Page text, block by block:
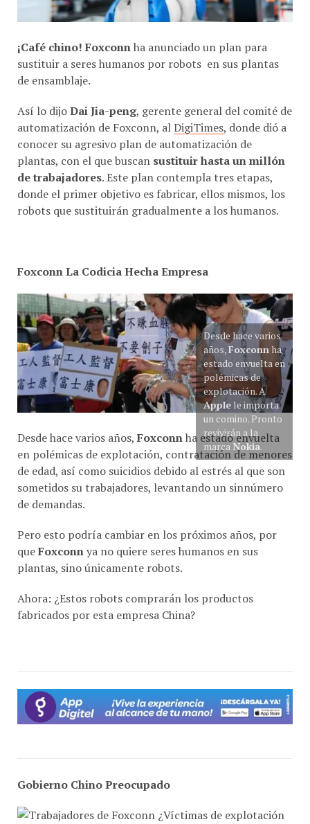
sustituir a seres humanos por robots en sus plantas
de ensamblaje.
automatización de Foxconn, alDigiTimes , donde dió a
conocer su agresivo plan de automatización de
plantas, con el que buscansustituir hasta un millón
de trabajadores. Este plan contempla tres etapas,
donde el primer objetivo es fabricar, ellos mismos, los
robots que sustituirán gradualmente a los humanos.
Desde hace varios
años,Foxconnha
estado envuelta en
polémicas de
explotación. A
Applele importa
un comino. Pronto
revivirán a la
marcaNokia
ha estado envuelta
en polémicas de explotación, contratación de menores
de edad, así como suicidios debido al estrés al que son
sometidos su trabajadores, levantando un sinnúmero
de demandas.
queFoxconnya no quiere seres humanos en sus
plantas, sino únicamente robots.
fabricados por esta empresa China?